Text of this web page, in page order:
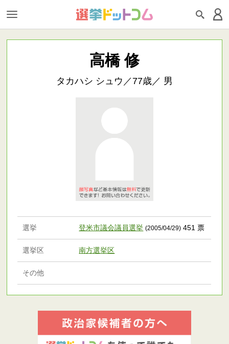
高橋 修
タカハシ シュウ／77歳／ 男
選挙 登米市議会議員選挙 (2005/04/29) 451 票
選挙区 南方選挙区
その他